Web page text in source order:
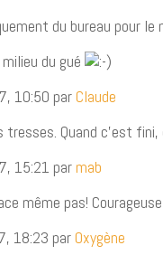
du bureau pour le
du gué
10:50 parClaude
tresses. Quand c’est
15:21 parmab
même pas!
18:23 parOxygène